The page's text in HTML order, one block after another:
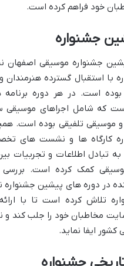
خود فراهم کرده است.
جشنواره
جشنواره موسیقی اصفهان
با استقبال گسترده هنرمندان
است. در هر دوره برنامه
که شامل اجراهای موسیقی
و موسیقی تلفیقی بوده است.
کارگاه ها و نشست های
تبادل اطلاعات و تجربیات
کمک کرده است. بررسی
در دوره های پیشین
تلاش کرده است تا با
مخاطبان خود را جلب کند
ایفا نماید.
جشنواره